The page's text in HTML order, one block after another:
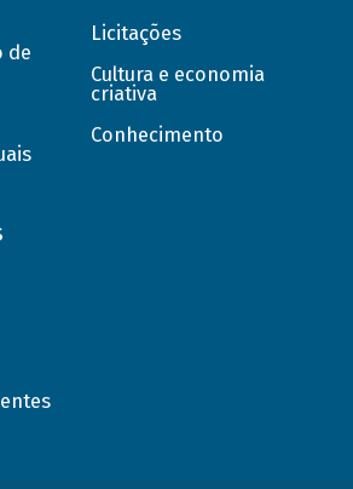
de
Licitações
Cultura e economia
criativa
Conhecimento